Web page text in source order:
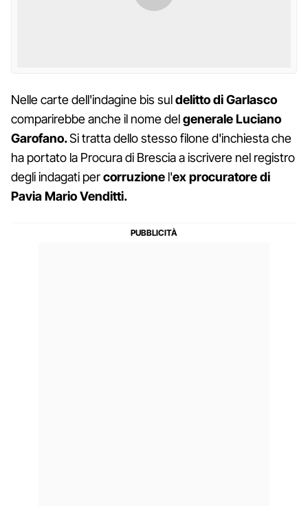
Nelle carte dell'indagine bis suldelitto di Garlasco
comparirebbe anche il nome delgenerale Luciano
Garofano.Si tratta dello stesso filone d'inchiesta che
ha portato la Procura di Brescia a iscrivere nel registro
degli indagati percorruzione l'ex procuratore di
Pavia Mario Venditti.